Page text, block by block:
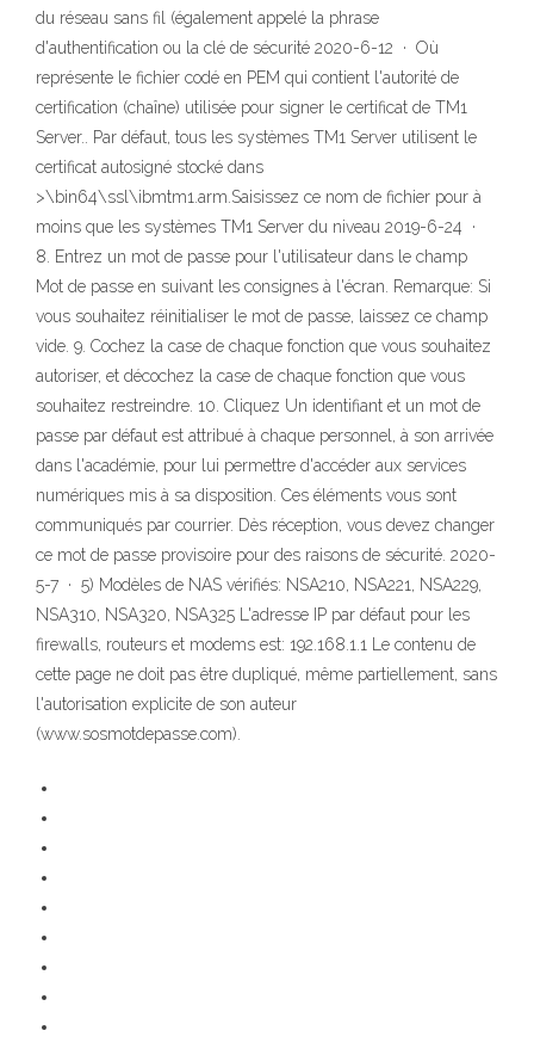
du réseau sans fil (également appelé la phrase
d'authentification ou la clé de sécurité 2020-6-12 · Où
représente le fichier codé en PEM qui contient l'autorité de
certification (chaîne) utilisée pour signer le certificat de TM1
Server.. Par défaut, tous les systèmes TM1 Server utilisent le
certificat autosigné stocké dans
>\bin64\ssl\ibmtm1.arm.Saisissez ce nom de fichier pour à
moins que les systèmes TM1 Server du niveau 2019-6-24 ·
8. Entrez un mot de passe pour l'utilisateur dans le champ
Mot de passe en suivant les consignes à l'écran. Remarque: Si
vous souhaitez réinitialiser le mot de passe, laissez ce champ
vide. 9. Cochez la case de chaque fonction que vous souhaitez
autoriser, et décochez la case de chaque fonction que vous
souhaitez restreindre. 10. Cliquez Un identifiant et un mot de
passe par défaut est attribué à chaque personnel, à son arrivée
dans l'académie, pour lui permettre d'accéder aux services
numériques mis à sa disposition. Ces éléments vous sont
communiqués par courrier. Dès réception, vous devez changer
ce mot de passe provisoire pour des raisons de sécurité. 2020-
5-7 · 5) Modèles de NAS vérifiés: NSA210, NSA221, NSA229,
NSA310, NSA320, NSA325 L'adresse IP par défaut pour les
firewalls, routeurs et modems est: 192.168.1.1 Le contenu de
cette page ne doit pas être dupliqué, même partiellement, sans
l'autorisation explicite de son auteur
(www.sosmotdepasse.com).